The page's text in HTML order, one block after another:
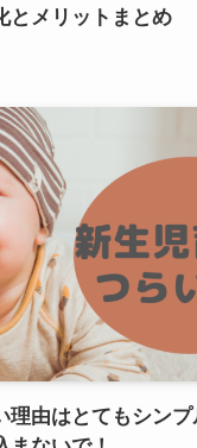
とメリットまとめ
理由はとてもシンプ